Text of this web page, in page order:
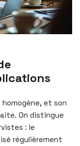
et son
On distingue
: le
régulièrement